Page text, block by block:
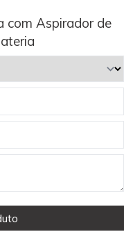
com Aspirador de